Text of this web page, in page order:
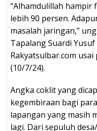
“Alhamdulillah hampir
lebih 90 persen.
masalah jaringan,”
Tapalang Suardi
Rakyatsulbar.com
(10/7/24).
Angka coklit yang
kegembiraan bagi
lapangan yang masih
lagi. Dari sepuluh